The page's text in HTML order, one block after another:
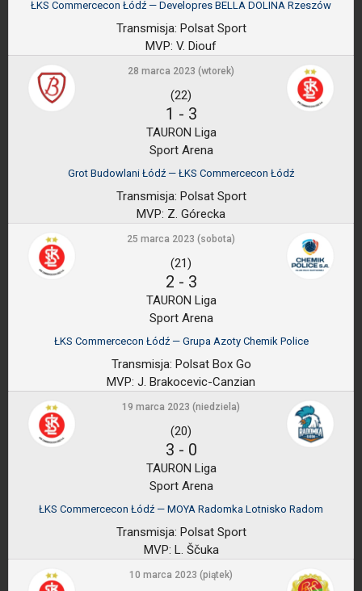
ŁKS Commercecon Łódź — Developres BELLA DOLINA Rzeszów
Transmisja: Polsat Sport
MVP: V. Diouf
28 marca 2023 (wtorek)
(22)
1 - 3
TAURON Liga
Sport Arena
Grot Budowlani Łódź — ŁKS Commercecon Łódź
Transmisja: Polsat Sport
MVP: Z. Górecka
25 marca 2023 (sobota)
(21)
2 - 3
TAURON Liga
Sport Arena
ŁKS Commercecon Łódź — Grupa Azoty Chemik Police
Transmisja: Polsat Box Go
MVP: J. Brakocevic-Canzian
19 marca 2023 (niedziela)
(20)
3 - 0
TAURON Liga
Sport Arena
ŁKS Commercecon Łódź — MOYA Radomka Lotnisko Radom
Transmisja: Polsat Sport
MVP: L. Ščuka
10 marca 2023 (piątek)